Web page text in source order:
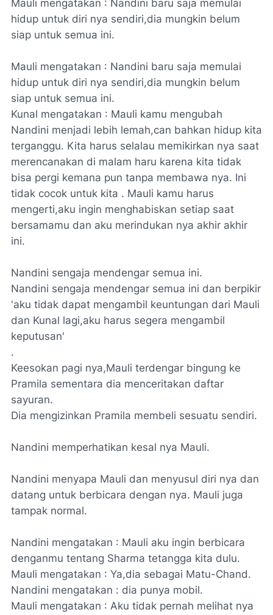
Mauli mengatakan : Nandini baru saja memulai
hidup untuk diri nya sendiri,dia mungkin belum
siap untuk semua ini.
Mauli mengatakan : Nandini baru saja memulai
hidup untuk diri nya sendiri,dia mungkin belum
siap untuk semua ini.
Kunal mengatakan : Mauli kamu mengubah
Nandini menjadi lebih lemah,can bahkan hidup kita
terganggu. Kita harus selalau memikirkan nya saat
merencanakan di malam haru karena kita tidak
bisa pergi kemana pun tanpa membawa nya. Ini
tidak cocok untuk kita . Mauli kamu harus
mengerti,aku ingin menghabiskan setiap saat
bersamamu dan aku merindukan nya akhir akhir
ini.
Nandini sengaja mendengar semua ini.
Nandini sengaja mendengar semua ini dan berpikir
'aku tidak dapat mengambil keuntungan dari Mauli
dan Kunal lagi,aku harus segera mengambil
keputusan'
.
Keesokan pagi nya,Mauli terdengar bingung ke
Pramila sementara dia menceritakan daftar
sayuran.
Dia mengizinkan Pramila membeli sesuatu sendiri.
Nandini memperhatikan kesal nya Mauli.
Nandini menyapa Mauli dan menyusul diri nya dan
datang untuk berbicara dengan nya. Mauli juga
tampak normal.
Nandini mengatakan : Mauli aku ingin berbicara
denganmu tentang Sharma tetangga kita dulu.
Mauli mengatakan : Ya,dia sebagai Matu-Chand.
Nandini mengatakan : dia punya mobil.
Mauli mengatakan : Aku tidak pernah melihat nya